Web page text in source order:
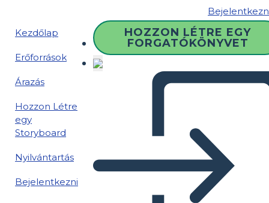
Kezdőlap
Erőforrások
Árazás
Hozzon Létre
egy
Storyboard
Nyilvántartás
Bejelentkezni
HOZZON LÉTRE EGY
FORGATÓKÖNYVET